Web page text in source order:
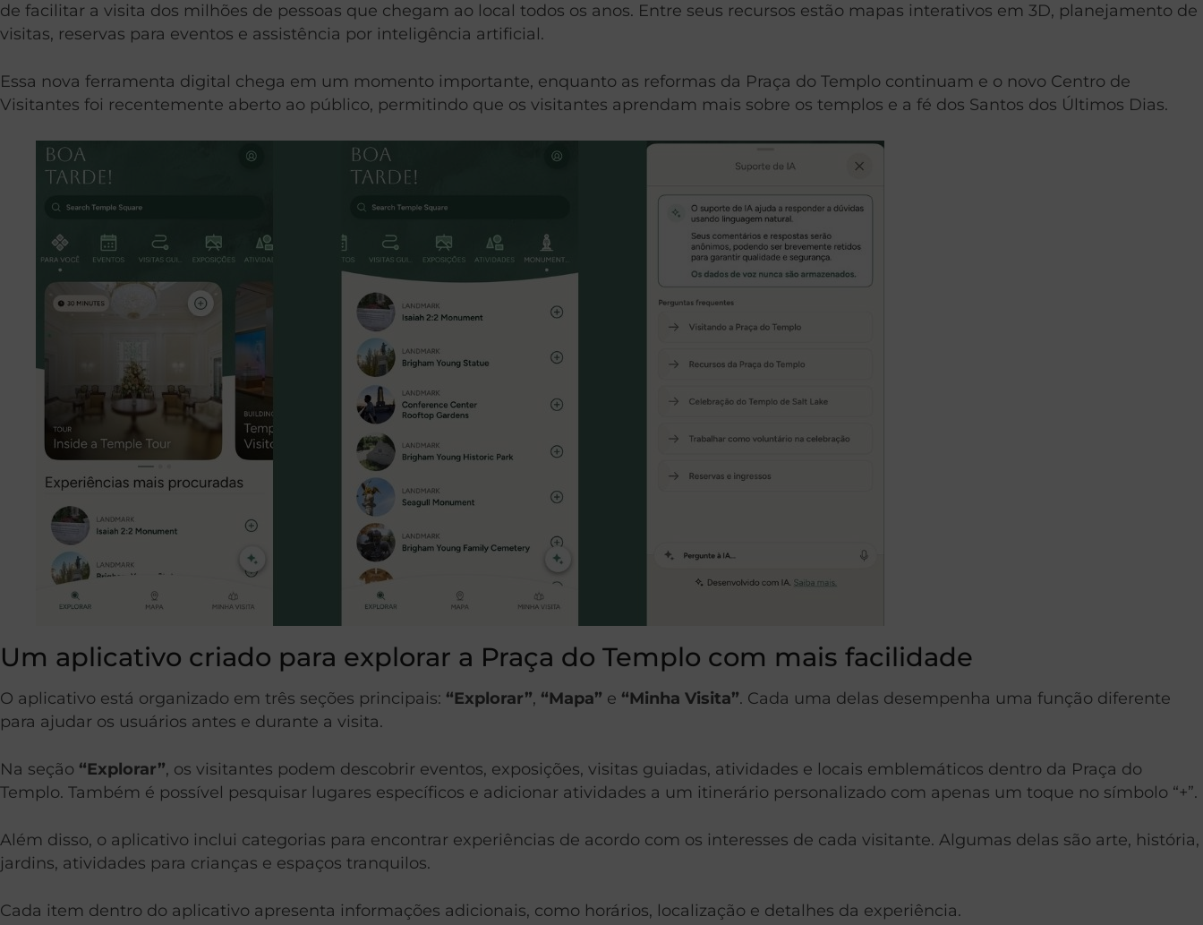
de facilitar a visita dos milhões de pessoas que chegam ao local todos os anos. Entre seus recursos estão mapas interativos em 3D, planejamento de
visitas, reservas para eventos e assistência por inteligência artificial.
Essa nova ferramenta digital chega em um momento importante, enquanto as reformas da Praça do Templo continuam e o novo Centro de
Visitantes foi recentemente aberto ao público, permitindo que os visitantes aprendam mais sobre os templos e a fé dos Santos dos Últimos Dias.
Um aplicativo criado para explorar a Praça do Templo com mais facilidade
O aplicativo está organizado em três seções principais: “Explorar”, “Mapa” e “Minha Visita”. Cada uma delas desempenha uma função diferente
para ajudar os usuários antes e durante a visita.
Na seção “Explorar”, os visitantes podem descobrir eventos, exposições, visitas guiadas, atividades e locais emblemáticos dentro da Praça do
Templo. Também é possível pesquisar lugares específicos e adicionar atividades a um itinerário personalizado com apenas um toque no símbolo “+”.
Além disso, o aplicativo inclui categorias para encontrar experiências de acordo com os interesses de cada visitante. Algumas delas são arte, história,
jardins, atividades para crianças e espaços tranquilos.
Cada item dentro do aplicativo apresenta informações adicionais, como horários, localização e detalhes da experiência.